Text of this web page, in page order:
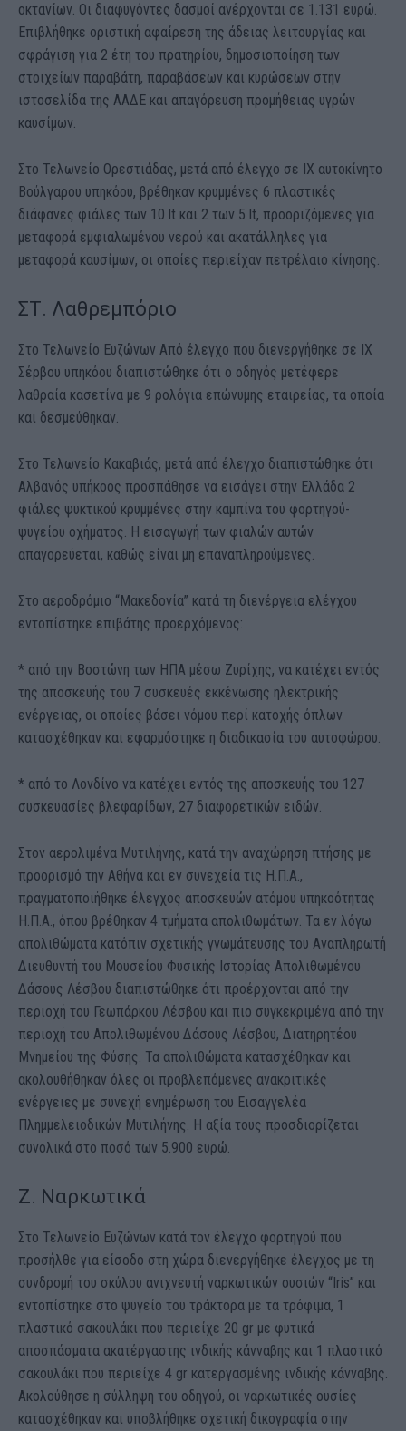
οκτανίων. Οι διαφυγόντες δασμοί ανέρχονται σε 1.131 ευρώ.
Επιβλήθηκε οριστική αφαίρεση της άδειας λειτουργίας και
σφράγιση για 2 έτη του πρατηρίου, δημοσιοποίηση των
στοιχείων παραβάτη, παραβάσεων και κυρώσεων στην
ιστοσελίδα της ΑΑΔΕ και απαγόρευση προμήθειας υγρών
καυσίμων.
Στο Τελωνείο Ορεστιάδας, μετά από έλεγχο σε ΙΧ αυτοκίνητο
Βούλγαρου υπηκόου, βρέθηκαν κρυμμένες 6 πλαστικές
διάφανες φιάλες των 10 lt και 2 των 5 lt, προοριζόμενες για
μεταφορά εμφιαλωμένου νερού και ακατάλληλες για
μεταφορά καυσίμων, οι οποίες περιείχαν πετρέλαιο κίνησης.
ΣΤ. Λαθρεμπόριο
Στο Τελωνείο Ευζώνων Από έλεγχο που διενεργήθηκε σε ΙΧ
Σέρβου υπηκόου διαπιστώθηκε ότι ο οδηγός μετέφερε
λαθραία κασετίνα με 9 ρολόγια επώνυμης εταιρείας, τα οποία
και δεσμεύθηκαν.
Στο Τελωνείο Κακαβιάς, μετά από έλεγχο διαπιστώθηκε ότι
Αλβανός υπήκοος προσπάθησε να εισάγει στην Ελλάδα 2
φιάλες ψυκτικού κρυμμένες στην καμπίνα του φορτηγού-
ψυγείου οχήματος. Η εισαγωγή των φιαλών αυτών
απαγορεύεται, καθώς είναι μη επαναπληρούμενες.
Στο αεροδρόμιο “Μακεδονία” κατά τη διενέργεια ελέγχου
εντοπίστηκε επιβάτης προερχόμενος:
* από την Βοστώνη των ΗΠΑ μέσω Ζυρίχης, να κατέχει εντός
της αποσκευής του 7 συσκευές εκκένωσης ηλεκτρικής
ενέργειας, οι οποίες βάσει νόμου περί κατοχής όπλων
κατασχέθηκαν και εφαρμόστηκε η διαδικασία του αυτοφώρου.
* από το Λονδίνο να κατέχει εντός της αποσκευής του 127
συσκευασίες βλεφαρίδων, 27 διαφορετικών ειδών.
Στον αερολιμένα Μυτιλήνης, κατά την αναχώρηση πτήσης με
προορισμό την Αθήνα και εν συνεχεία τις Η.Π.Α.,
πραγματοποιήθηκε έλεγχος αποσκευών ατόμου υπηκοότητας
Η.Π.Α., όπου βρέθηκαν 4 τμήματα απολιθωμάτων. Τα εν λόγω
απολιθώματα κατόπιν σχετικής γνωμάτευσης του Αναπληρωτή
Διευθυντή του Μουσείου Φυσικής Ιστορίας Απολιθωμένου
Δάσους Λέσβου διαπιστώθηκε ότι προέρχονται από την
περιοχή του Γεωπάρκου Λέσβου και πιο συγκεκριμένα από την
περιοχή του Απολιθωμένου Δάσους Λέσβου, Διατηρητέου
Μνημείου της Φύσης. Τα απολιθώματα κατασχέθηκαν και
ακολουθήθηκαν όλες οι προβλεπόμενες ανακριτικές
ενέργειες με συνεχή ενημέρωση του Εισαγγελέα
Πλημμελειοδικών Μυτιλήνης. Η αξία τους προσδιορίζεται
συνολικά στο ποσό των 5.900 ευρώ.
Ζ. Ναρκωτικά
Στο Τελωνείο Ευζώνων κατά τον έλεγχο φορτηγού που
προσήλθε για είσοδο στη χώρα διενεργήθηκε έλεγχος με τη
συνδρομή του σκύλου ανιχνευτή ναρκωτικών ουσιών “Iris” και
εντοπίστηκε στο ψυγείο του τράκτορα με τα τρόφιμα, 1
πλαστικό σακουλάκι που περιείχε 20 gr με φυτικά
αποσπάσματα ακατέργαστης ινδικής κάνναβης και 1 πλαστικό
σακουλάκι που περιείχε 4 gr κατεργασμένης ινδικής κάνναβης.
Ακολούθησε η σύλληψη του οδηγού, οι ναρκωτικές ουσίες
κατασχέθηκαν και υποβλήθηκε σχετική δικογραφία στην